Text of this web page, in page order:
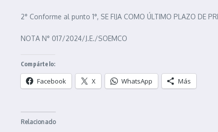
2° Conforme al punto 1°, SE FIJA COMO ÚLTIMO PLAZO DE
NOTA N° 017/2024/J.E./SOEMCO
Compártelo:
Facebook X WhatsApp Más
Relacionado